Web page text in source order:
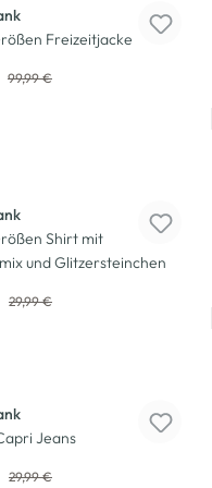
Freizeitjacke
99,99 €
Shirt mit
und Glitzersteinchen
29,99 €
Jeans
29,99 €